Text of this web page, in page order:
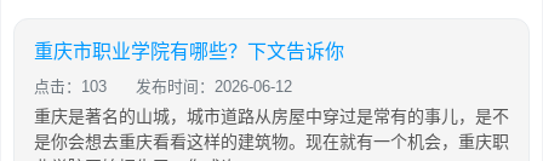
重庆市职业学院有哪些？下文告诉你
点击：103 发布时间：2026-06-12
重庆是著名的山城，城市道路从房屋中穿过是常有的事儿，是不
是你会想去重庆看看这样的建筑物。现在就有一个机会，重庆职